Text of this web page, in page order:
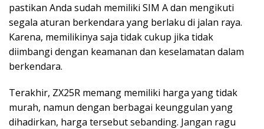
pastikan Anda sudah memiliki SIM A dan mengikuti
segala aturan berkendara yang berlaku di jalan raya.
Karena, memilikinya saja tidak cukup jika tidak
diimbangi dengan keamanan dan keselamatan dalam
berkendara.
Terakhir, ZX25R memang memiliki harga yang tidak
murah, namun dengan berbagai keunggulan yang
dihadirkan, harga tersebut sebanding. Jangan ragu